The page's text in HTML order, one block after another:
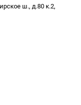
ш., д.80 к.2,